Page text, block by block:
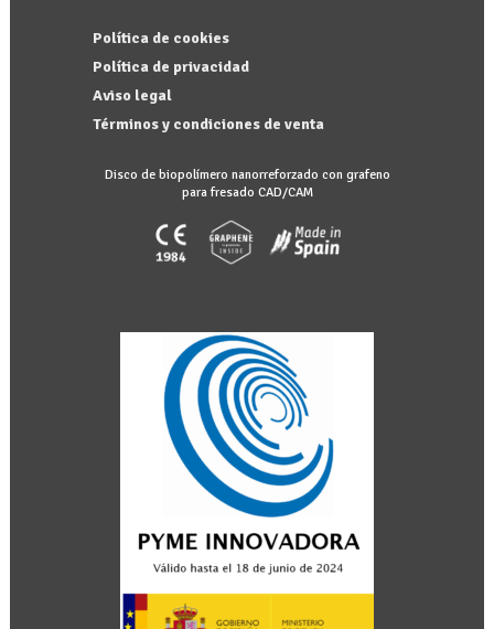
Política de cookies
Política de privacidad
Aviso legal
Términos y condiciones de venta
Disco de biopolímero nanorreforzado con grafeno
para fresado CAD/CAM